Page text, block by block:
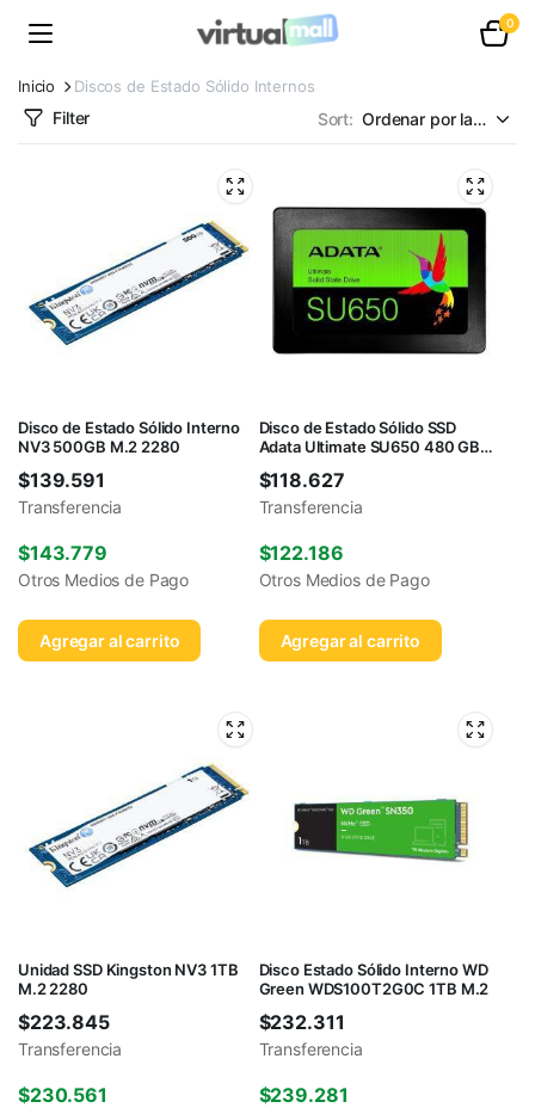
0
Inicio Discos de Estado Sólido Internos
Filter Sort:
Disco de Estado Sólido Interno
NV3 500GB M.2 2280
$139.591
Transferencia
$143.779
Otros Medios de Pago
Agregar al carrito
Disco de Estado Sólido SSD
Adata Ultimate SU650 480 GB
$118.627
Transferencia
$122.186
Otros Medios de Pago
Agregar al carrito
Unidad SSD Kingston NV3 1TB
M.2 2280
$223.845
Transferencia
$230.561
Disco Estado Sólido Interno WD
Green WDS100T2G0C 1TB M.2
$232.311
Transferencia
$239.281